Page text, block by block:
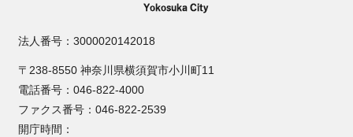
法人番号：3000020142018
〒238-8550 神奈川県横須賀市小川町11
電話番号：046-822-4000
ファクス番号：046-822-2539
開庁時間：